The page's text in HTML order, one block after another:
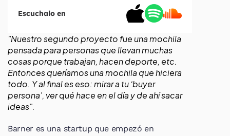
Escuchalo en
"Nuestro segundo proyecto fue una mochila
pensada para personas que llevan muchas
cosas porque trabajan, hacen deporte, etc.
Entonces queríamos una mochila que hiciera
todo. Y al final es eso: mirar a tu ‘buyer
persona’, ver qué hace en el día y de ahí sacar
ideas".
Barner es una startup que empezó en